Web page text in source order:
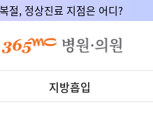
절, 정상진료 지점은 어디?
지방흡입